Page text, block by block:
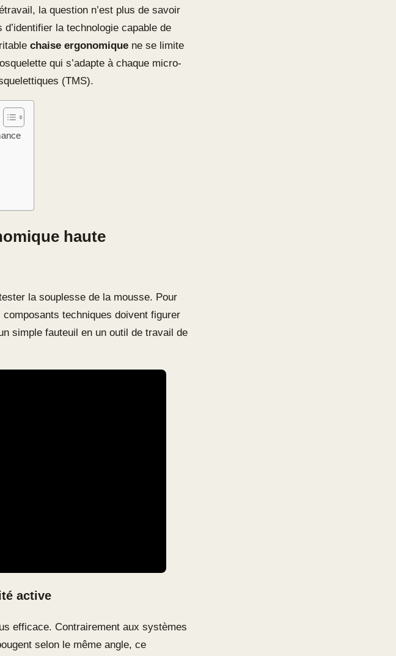
la question n’est plus de savoir
la technologie capable de
chaise ergonomique ne se limite
qui s’adapte à chaque micro-
(TMS).
haute
la souplesse de la mousse. Pour
techniques doivent figurer
simple fauteuil en un outil de travail de
active
efficace. Contrairement aux systèmes
selon le même angle, ce